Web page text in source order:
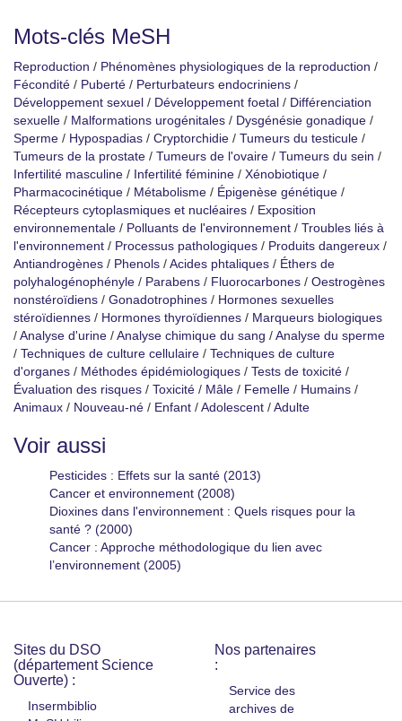
Mots-clés MeSH
Reproduction / Phénomènes physiologiques de la reproduction /
Fécondité / Puberté / Perturbateurs endocriniens /
Développement sexuel / Développement foetal / Différenciation
sexuelle / Malformations urogénitales / Dysgénésie gonadique /
Sperme / Hypospadias / Cryptorchidie / Tumeurs du testicule /
Tumeurs de la prostate / Tumeurs de l'ovaire / Tumeurs du sein /
Infertilité masculine / Infertilité féminine / Xénobiotique /
Pharmacocinétique / Métabolisme / Épigenèse génétique /
Récepteurs cytoplasmiques et nucléaires / Exposition
environnementale / Polluants de l'environnement / Troubles liés à
l'environnement / Processus pathologiques / Produits dangereux /
Antiandrogènes / Phenols /Acides phtaliques / Éthers de
polyhalogénophényle / Parabens / Fluorocarbones / Oestrogènes
nonstéroïdiens / Gonadotrophines / Hormones sexuelles
stéroïdiennes / Hormones thyroïdiennes / Marqueurs biologiques
/Analyse d'urine /Analyse chimique du sang /Analyse du sperme
/ Techniques de culture cellulaire / Techniques de culture
d'organes / Méthodes épidémiologiques / Tests de toxicité /
Évaluation des risques / Toxicité / Mâle / Femelle / Humains /
Animaux / Nouveau-né / Enfant /Adolescent /Adulte
Voir aussi
Pesticides : Effets sur la santé (2013)
Cancer et environnement (2008)
Dioxines dans l'environnement : Quels risques pour la
santé ? (2000)
Cancer : Approche méthodologique du lien avec
l’environnement (2005)
Sites du DSO
(département Science
Ouverte) :
Insermbiblio
Nos partenaires
:
Service des
archives de